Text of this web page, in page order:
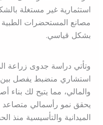
استثمارية غير مستغلة
مصانع المستحضرات الطبية
بشكل قياسي.
وتأتي دراسة جدوى زراعة
استشاري منضبط يفصل بين
والمالي، مما يتيح لك
يحقق نمو رأسمالي
الميدانية والتأسيسية منذ